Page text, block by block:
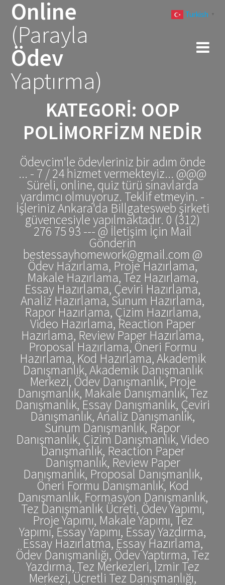
Online
(Parayla
Ödev
Yaptırma)
KATEGORI: OOP
POLIMORFIZM NEDIR
Ödevcim'le ödevleriniz bir adım önde
... - 7 / 24 hizmet vermekteyiz... @@@
Süreli, online, quiz türü sınavlarda
yardımcı olmuyoruz. Teklif etmeyin. -
İşleriniz Ankara'da Billgatesweb şirketi
güvencesiyle yapılmaktadır. 0 (312)
276 75 93 --- @ İletişim İçin Mail
Gönderin
bestessayhomework@gmail.com @
Ödev Hazırlama, Proje Hazırlama,
Makale Hazırlama, Tez Hazırlama,
Essay Hazırlama, Çeviri Hazırlama,
Analiz Hazırlama, Sunum Hazırlama,
Rapor Hazırlama, Çizim Hazırlama,
Video Hazırlama, Reaction Paper
Hazırlama, Review Paper Hazırlama,
Proposal Hazırlama, Öneri Formu
Hazırlama, Kod Hazırlama, Akademik
Danışmanlık, Akademik Danışmanlık
Merkezi, Ödev Danışmanlık, Proje
Danışmanlık, Makale Danışmanlık, Tez
Danışmanlık, Essay Danışmanlık, Çeviri
Danışmanlık, Analiz Danışmanlık,
Sunum Danışmanlık, Rapor
Danışmanlık, Çizim Danışmanlık, Video
Danışmanlık, Reaction Paper
Danışmanlık, Review Paper
Danışmanlık, Proposal Danışmanlık,
Öneri Formu Danışmanlık, Kod
Danışmanlık, Formasyon Danışmanlık,
Tez Danışmanlık Ücreti, Ödev Yapımı,
Proje Yapımı, Makale Yapımı, Tez
Yapımı, Essay Yapımı, Essay Yazdırma,
Essay Hazırlatma, Essay Hazırlama,
Ödev Danışmanlığı, Ödev Yaptırma, Tez
Yazdırma, Tez Merkezleri, İzmir Tez
Merkezi, Ücretli Tez Danışmanlığı,
Turkish ▼